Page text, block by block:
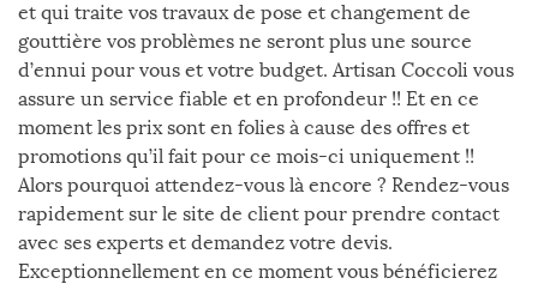
et qui traite vos travaux de pose et changement de
gouttière vos problèmes ne seront plus une source
d’ennui pour vous et votre budget. Artisan Coccoli vous
assure un service fiable et en profondeur !! Et en ce
moment les prix sont en folies à cause des offres et
promotions qu’il fait pour ce mois-ci uniquement !!
Alors pourquoi attendez-vous là encore ? Rendez-vous
rapidement sur le site de client pour prendre contact
avec ses experts et demandez votre devis.
Exceptionnellement en ce moment vous bénéficierez